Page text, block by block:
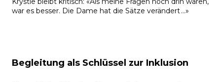
war es besser. Die Dame hat die Sätze verändert …»
Begleitung als Schlüssel zur Inklusion